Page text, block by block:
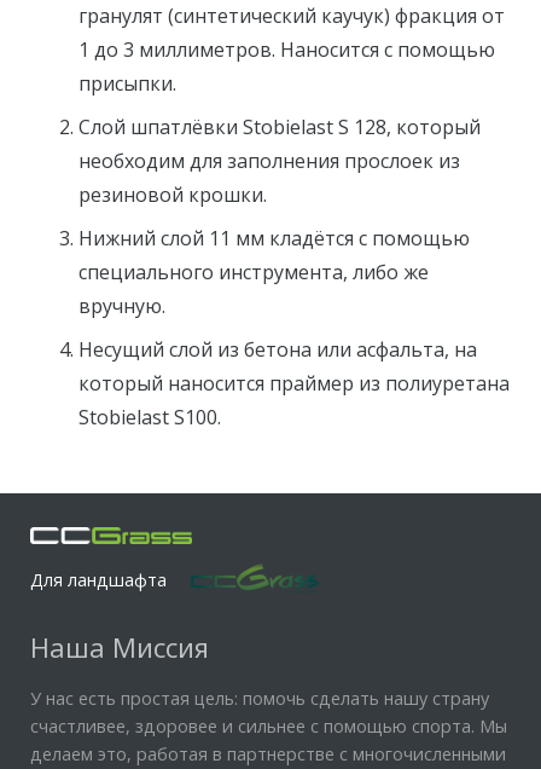
гранулят (синтетический каучук) фракция от
1 до 3 миллиметров. Наносится с помощью
присыпки.
Слой шпатлёвки Stobielast S 128, который
необходим для заполнения прослоек из
резиновой крошки.
Нижний слой 11 мм кладётся с помощью
специального инструмента, либо же
вручную.
Несущий слой из бетона или асфальта, на
который наносится праймер из полиуретана
Stobielast S100.
Для ландшафта
Наша Миссия
У нас есть простая цель: помочь сделать нашу страну
счастливее, здоровее и сильнее с помощью спорта. Мы
делаем это, работая в партнерстве с многочисленными